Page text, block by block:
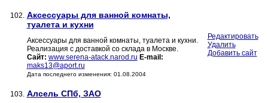
102. Аксессуары для ванной комнаты,
туалета и кухни
Аксессуары для ванной комнаты, туалета и кухни.
Реализация с доставкой со склада в Москве.
Сайт: www.serena-atack.narod.ru E-mail:
maks13@aport.ru
Дата последнего изменения: 01.08.2004
Редактировать
Удалить
Добавить сайт
103. Алсель СПб, ЗАО